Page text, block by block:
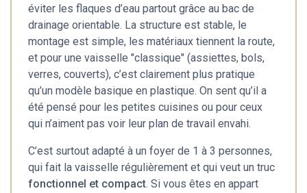
éviter les flaques d’eau partout grâce au bac de
drainage orientable. La structure est stable, le
montage est simple, les matériaux tiennent la route,
et pour une vaisselle "classique" (assiettes, bols,
verres, couverts), c’est clairement plus pratique
qu’un modèle basique en plastique. On sent qu’il a
été pensé pour les petites cuisines ou pour ceux
qui n’aiment pas voir leur plan de travail envahi.
C’est surtout adapté à un foyer de 1 à 3 personnes,
qui fait la vaisselle régulièrement et qui veut un truc
fonctionnel et compact. Si vous êtes en appart